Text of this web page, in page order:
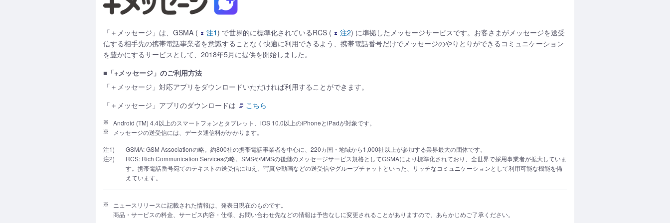
「＋メッセージ」は、GSMA ( 注1) で世界的に標準化されているRCS ( 注2) に準拠したメッセージサービスです。お客さまがメッセージを送受
信する相手先の携帯電話事業者を意識することなく快適に利用できるよう、携帯電話番号だけでメッセージのやりとりができるコミュニケーション
を豊かにするサービスとして、2018年5月に提供を開始しました。
■「+メッセージ」のご利用方法
「＋メッセージ」対応アプリをダウンロードいただければ利用することができます。
「＋メッセージ」アプリのダウンロードは
こちら
Android (TM) 4.4以上のスマートフォンとタブレット、iOS 10.0以上のiPhoneとiPadが対象です。
メッセージの送受信には、データ通信料がかかります。
注1)
GSMA: GSM Associationの略。約800社の携帯電話事業者を中心に、220カ国・地域から1,000社以上が参加する業界最大の団体です。
注2)
RCS: Rich Communication Servicesの略。SMSやMMSの後継のメッセージサービス規格としてGSMAにより標準化されており、全世界で採用事業者が拡大していま
す。携帯電話番号宛てのテキストの送受信に加え、写真や動画などの送受信やグループチャットといった、リッチなコミュニケーションとして利用可能な機能を備
えています。
ニュースリリースに記載された情報は、発表日現在のものです。
商品・サービスの料金、サービス内容・仕様、お問い合わせ先などの情報は予告なしに変更されることがありますので、あらかじめご了承ください。